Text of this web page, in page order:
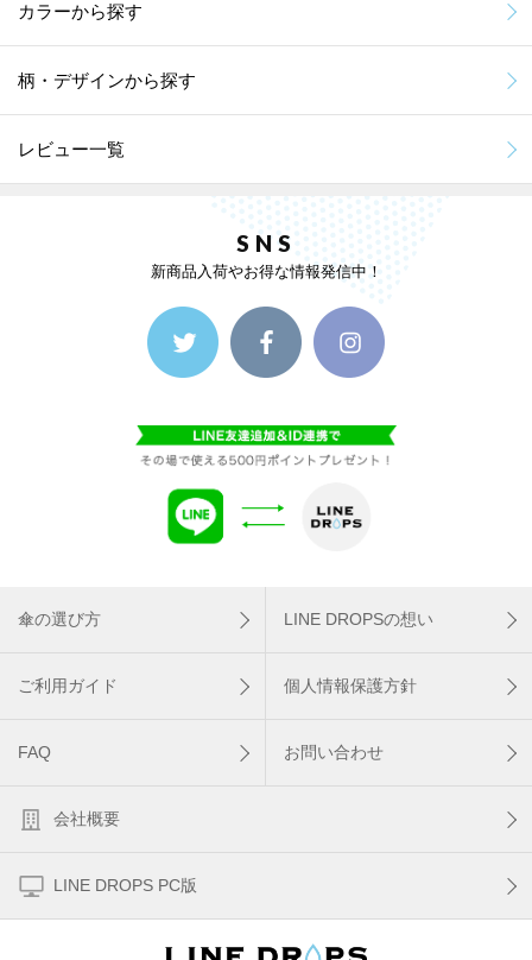
カラーから探す
柄・デザインから探す
レビュー一覧
SNS
新商品入荷やお得な情報発信中！
傘の選び方 LINE DROPSの想い
ご利用ガイド 個人情報保護方針
FAQ お問い合わせ
会社概要
LINE DROPS PC版